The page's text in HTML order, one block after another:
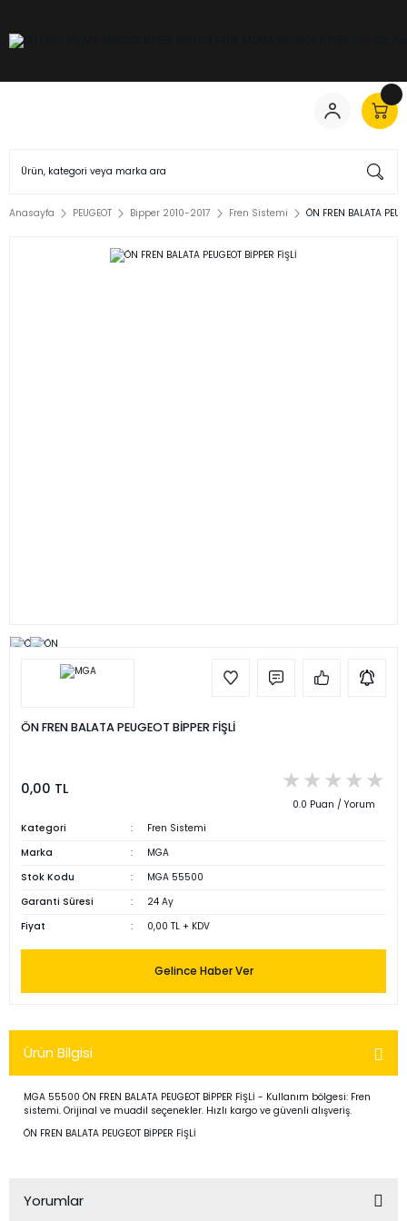
Anasayfa PEUGEOT Bipper 2010-2017 Fren Sistemi ÖN FREN BALATA
ÖN FREN BALATA PEUGEOT BİPPER FİŞLİ
0,00 TL
0.0 Puan / Yorum
Kategori
Fren Sistemi
Marka
MGA
Stok Kodu
MGA 55500
Garanti Süresi
24 Ay
Fiyat
0,00 TL + KDV
Gelince Haber Ver
Ürün Bilgisi
MGA 55500 ÖN FREN BALATA PEUGEOT BİPPER FİŞLİ - Kullanım bölgesi: Fren
sistemi. Orijinal ve muadil seçenekler. Hızlı kargo ve güvenli alışveriş.
ÖN FREN BALATA PEUGEOT BİPPER FİŞLİ
Yorumlar